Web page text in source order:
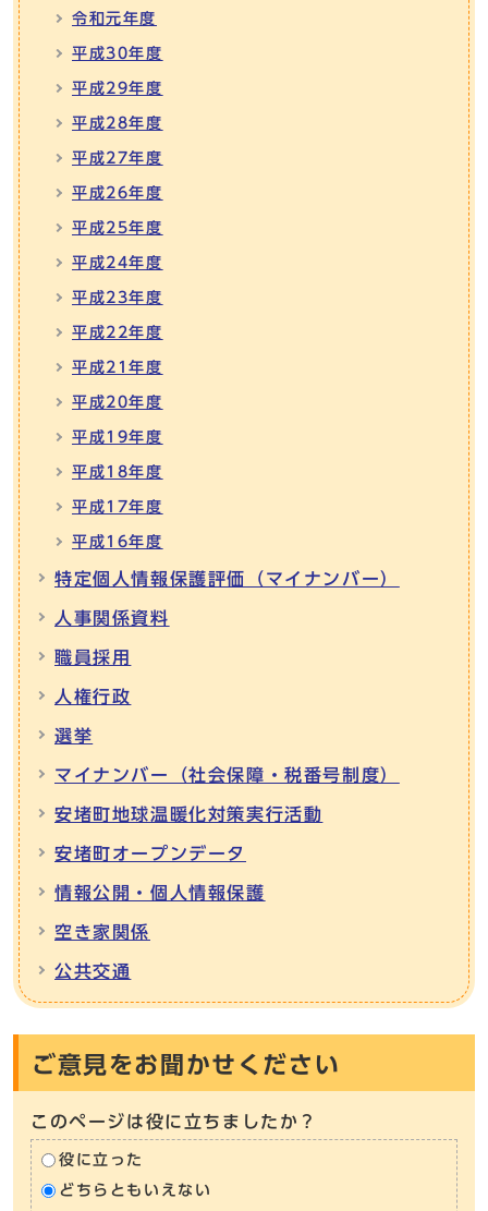
令和元年度
平成30年度
平成29年度
平成28年度
平成27年度
平成26年度
平成25年度
平成24年度
平成23年度
平成22年度
平成21年度
平成20年度
平成19年度
平成18年度
平成17年度
平成16年度
特定個人情報保護評価（マイナンバー）
人事関係資料
職員採用
人権行政
選挙
マイナンバー（社会保障・税番号制度）
安堵町地球温暖化対策実行活動
安堵町オープンデータ
情報公開・個人情報保護
空き家関係
公共交通
ご意見をお聞かせください
このページは役に立ちましたか？
役に立った
どちらともいえない